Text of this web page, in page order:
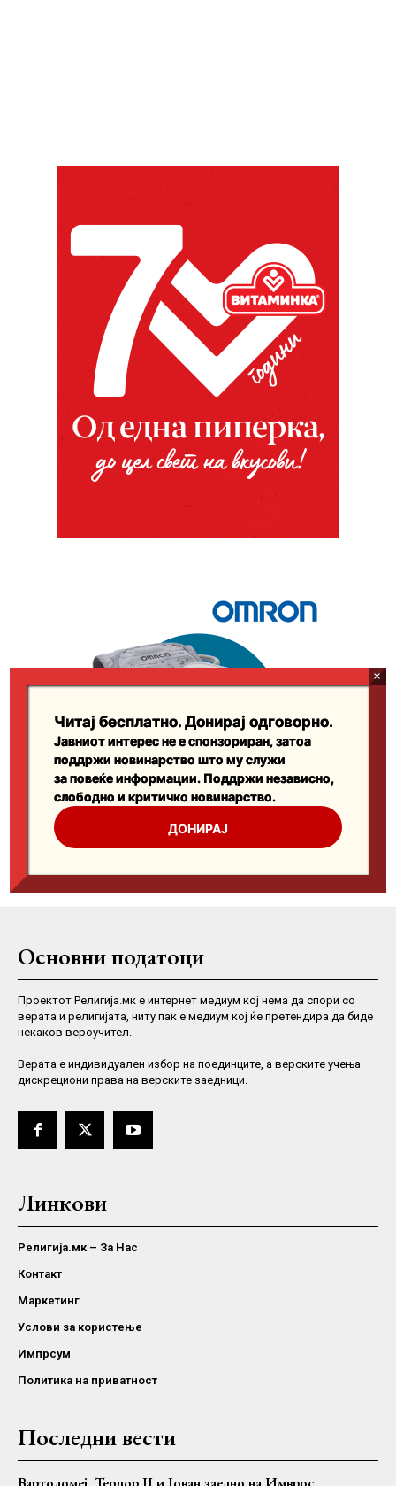
Основни податоци
Проектот Религија.мк е интернет медиум кој нема да спори со
верата и религијата, ниту пак е медиум кој ќе претендира да биде
некаков вероучител.
Верaта е индивидуален избор на поединците, а верските учења
дискрециони права на верските заедници.
Линкови
Религија.мк – За Нас
Контакт
Маркетинг
Услови за користење
Импрсум
Политика на приватност
Последни вести